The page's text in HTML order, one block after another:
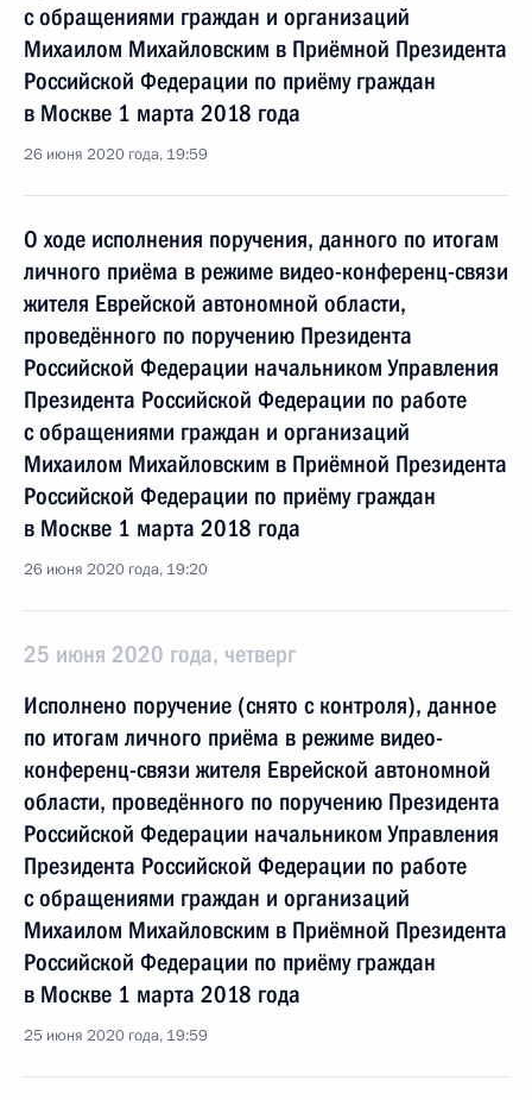
с обращениями граждан и организаций
Михаилом Михайловским в Приёмной Президента
Российской Федерации по приёму граждан
в Москве 1 марта 2018 года
26 июня 2020 года, 19:59
О ходе исполнения поручения, данного по итогам
личного приёма в режиме видео-конференц-связи
жителя Еврейской автономной области,
проведённого по поручению Президента
Российской Федерации начальником Управления
Президента Российской Федерации по работе
с обращениями граждан и организаций
Михаилом Михайловским в Приёмной Президента
Российской Федерации по приёму граждан
в Москве 1 марта 2018 года
26 июня 2020 года, 19:20
25 июня 2020 года, четверг
Исполнено поручение (снято с контроля), данное
по итогам личного приёма в режиме видео-
конференц-связи жителя Еврейской автономной
области, проведённого по поручению Президента
Российской Федерации начальником Управления
Президента Российской Федерации по работе
с обращениями граждан и организаций
Михаилом Михайловским в Приёмной Президента
Российской Федерации по приёму граждан
в Москве 1 марта 2018 года
25 июня 2020 года, 19:59